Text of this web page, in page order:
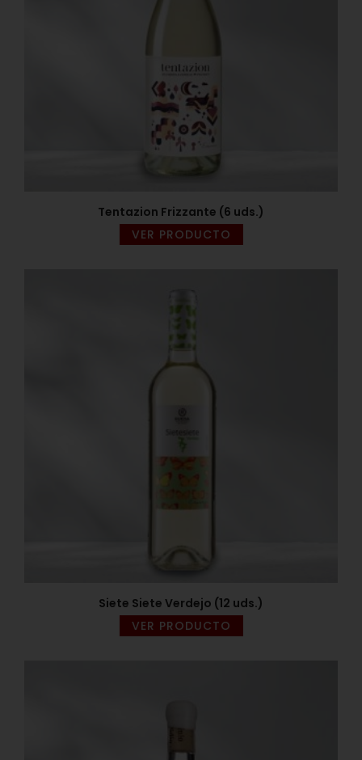
Tentazion Frizzante (6 uds.)
VER PRODUCTO
Siete Siete Verdejo (12 uds.)
VER PRODUCTO